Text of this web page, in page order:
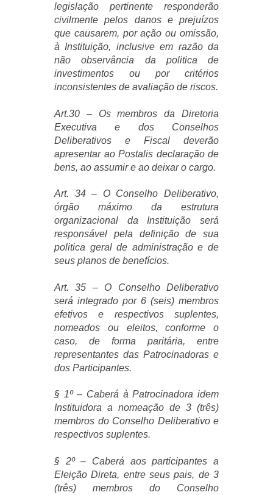
legislação pertinente responderão
civilmente pelos danos e prejuízos
que causarem, por ação ou omissão,
à Instituição, inclusive em razão da
não observância da politica de
investimentos ou por critérios
inconsistentes de avaliação de riscos.
Art.30 – Os membros da Diretoria
Executiva e dos Conselhos
Deliberativos e Fiscal deverão
apresentar ao Postalis declaração de
bens, ao assumir e ao deixar o cargo.
Art. 34 – O Conselho Deliberativo,
órgão máximo da estrutura
organizacional da Instituição será
responsável pela definição de sua
politica geral de administração e de
seus planos de benefícios.
Art. 35 – O Conselho Deliberativo
será integrado por 6 (seis) membros
efetivos e respectivos suplentes,
nomeados ou eleitos, conforme o
caso, de forma paritária, entre
representantes das Patrocinadoras e
dos Participantes.
§ 1º – Caberá à Patrocinadora idem
Instituidora a nomeação de 3 (três)
membros do Conselho Deliberativo e
respectivos suplentes.
§ 2º – Caberá aos participantes a
Eleição Direta, entre seus pais, de 3
(três) membros do Conselho